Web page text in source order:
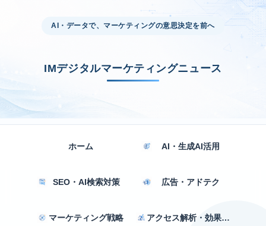
AI・データで、マーケティングの意思決定を前へ
IMデジタルマーケティングニュース
ホーム AI・生成AI活用
SEO・AI検索対策 広告・アドテク
マーケティング戦略 アクセス解析・効果測定